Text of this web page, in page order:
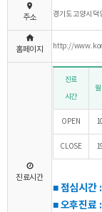
주소 경기도 고양시 덕
홈페이지 http://
진료시간
진료
시간
OPEN
CLOSE
■ 점심시간
■ 오후진료